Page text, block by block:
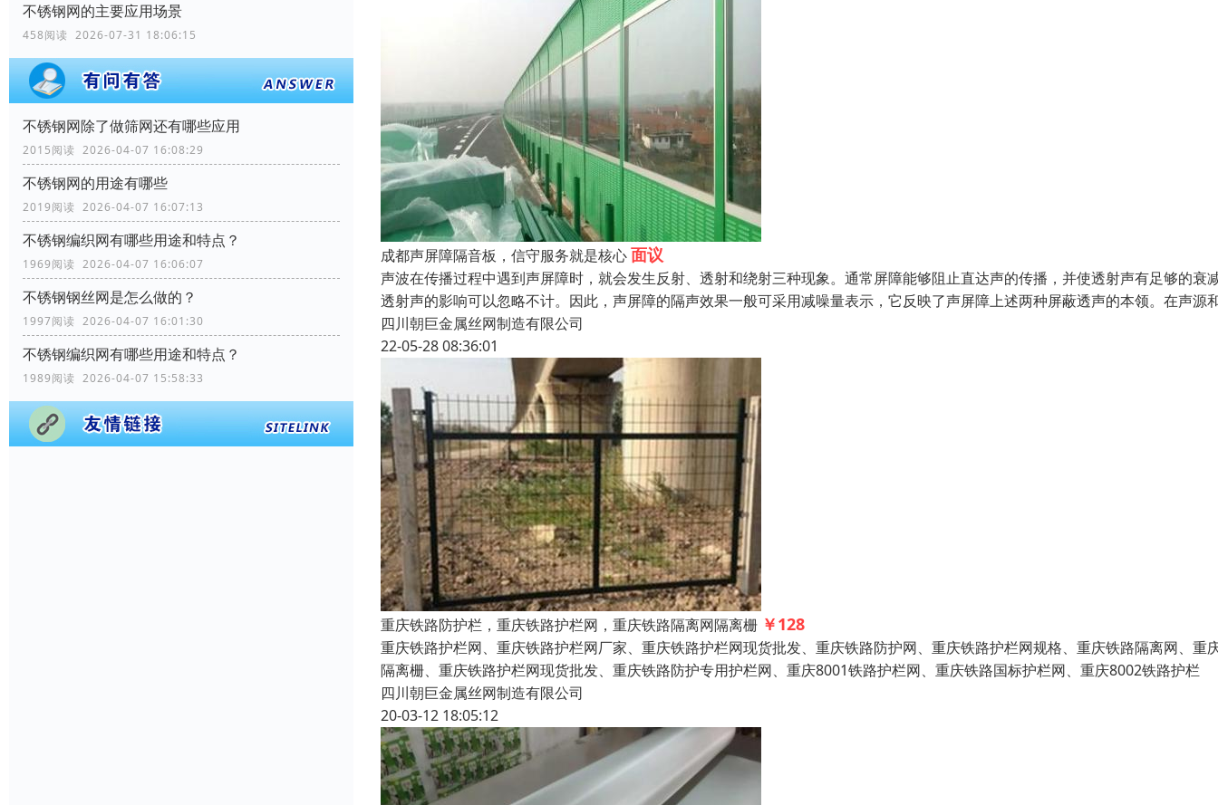
不锈钢网的主要应用场景
458阅读 2026-07-31 18:06:15
不锈钢网除了做筛网还有哪些应用
2015阅读 2026-04-07 16:08:29
不锈钢网的用途有哪些
2019阅读 2026-04-07 16:07:13
不锈钢编织网有哪些用途和特点？
1969阅读 2026-04-07 16:06:07
不锈钢钢丝网是怎么做的？
1997阅读 2026-04-07 16:01:30
不锈钢编织网有哪些用途和特点？
1989阅读 2026-04-07 15:58:33
成都声屏障隔音板，信守服务就是核心面议
声波在传播过程中遇到声屏障时，就会发生反射、透射和绕射三种现象。通常屏障能够阻止直达声的传播，并使透射声有足够的衰
透射声的影响可以忽略不计。因此，声屏障的隔声效果一般可采用减噪量表示，它反映了声屏障上述两种屏蔽透声的本领。在声源
四川朝巨金属丝网制造有限公司
22-05-28 08:36:01
重庆铁路防护栏，重庆铁路护栏网，重庆铁路隔离网隔离栅 ￥128
重庆铁路护栏网、重庆铁路护栏网厂家、重庆铁路护栏网现货批发、重庆铁路防护网、重庆铁路护栏网规格、重庆铁路隔离网、重
隔离栅、重庆铁路护栏网现货批发、重庆铁路防护专用护栏网、重庆8001铁路护栏网、重庆铁路国标护栏网、重庆8002铁路护栏
四川朝巨金属丝网制造有限公司
20-03-12 18:05:12